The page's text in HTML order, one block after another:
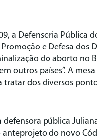
a Defensoria Pública
e Defesa dos
do aborto no
outros países”. A
tratar dos diversos
pública
do novo